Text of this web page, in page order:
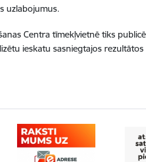
uzlabojumus.
Centra tīmekļvietnē tiks
ieskatu sasniegtajos